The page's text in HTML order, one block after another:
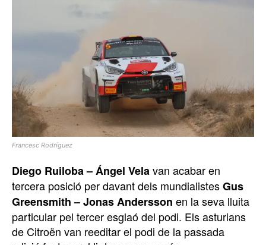
Francesc Rodríguez
Diego Ruiloba – Ángel Velavan acabar en
tercera posició per davant dels mundialistesGus
Greensmith – Jonas Andersson en la seva lluita
particular pel tercer esglaó del podi. Els asturians
de Citroën van reeditar el podi de la passada